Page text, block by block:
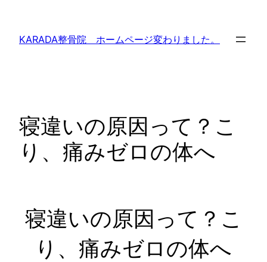
KARADA整骨院 ホームページ変わりました。
寝違いの原因って？こ
り、痛みゼロの体へ
寝違いの原因って？こ
り、痛みゼロの体へ